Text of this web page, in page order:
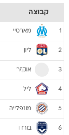
קבוצה
1 מארסיי
2 ליון
3 אוקזר
4 ליל
5 מונפלייה
6 בורדו